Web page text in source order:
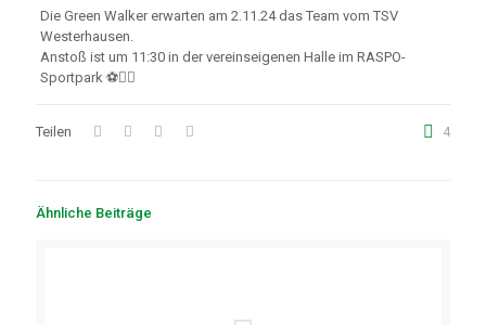
Die Green Walker erwarten am 2.11.24 das Team vom TSV
Westerhausen.
Anstoß ist um 11:30 in der vereinseigenen Halle im RASPO-
Sportpark ⚽🚶‍♂️
Teilen 4
Ähnliche Beiträge